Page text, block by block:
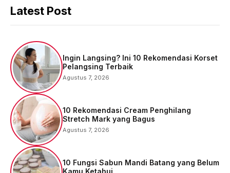
Latest Post
Ingin Langsing? Ini 10 Rekomendasi Korset
Pelangsing Terbaik
Agustus 7, 2026
10 Rekomendasi Cream Penghilang
Stretch Mark yang Bagus
Agustus 7, 2026
10 Fungsi Sabun Mandi Batang yang Belum